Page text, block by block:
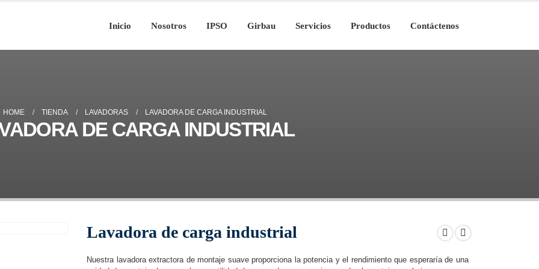
Inicio Nosotros IPSO Girbau Servicios Productos Contáctenos
HOME TIENDA LAVADORAS LAVADORA DE CARGA INDUSTRIAL
DE CARGA INDUSTRIAL
Lavadora de carga industrial
Nuestra lavadora extractora de montaje suave proporciona la potencia y el rendimiento que esperaría de una